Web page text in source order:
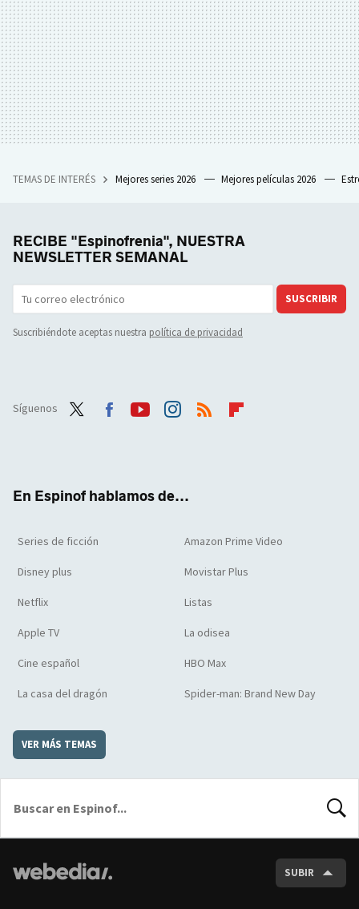
TEMAS DE INTERÉS Mejores series 2026 Mejores películas 2026
RECIBE "Espinofrenia", NUESTRA
NEWSLETTER SEMANAL
SUSCRIBIR
Suscribiéndote aceptas nuestra política de privacidad
Síguenos
En Espinof hablamos de...
Series de ficción Amazon Prime Video
Disney plus Movistar Plus
Netflix Listas
Apple TV La odisea
Cine español HBO Max
La casa del dragón Spider-man: Brand New Day
VER MÁS TEMAS
SUBIR